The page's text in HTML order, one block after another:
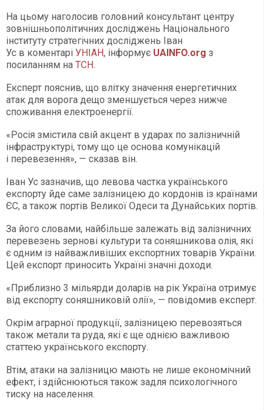
На цьому наголосив головний консультант центру
зовнішньополітичних досліджень Національного
інституту стратегічних досліджень Іван
Ус в коментарі УНІАН, інформує UAINFO.org з
посиланням на ТСН.
Експерт пояснив, що влітку значення енергетичних
атак для ворога дещо зменшується через нижче
споживання електроенергії.
«Росія змістила свій акцент в ударах по залізничній
інфраструктурі, тому що це основа комунікацій
і перевезення», — сказав він.
Іван Ус зазначив, що левова частка українського
експорту йде саме залізницею до кордонів із країнами
ЄС, а також портів Великої Одеси та Дунайських портів.
За його словами, найбільше залежать від залізничних
перевезень зернові культури та соняшникова олія, які
є одним із найважливіших експортних товарів України.
Цей експорт приносить Україні значні доходи.
«Приблизно 3 мільярди доларів на рік Україна отримує
від експорту соняшниковій олії», — повідомив експерт.
Окрім аграрної продукції, залізницею перевозяться
також метали та руда, які є ще однією важливою
статтею українського експорту.
Втім, атаки на залізницю мають не лише економічний
ефект, і здійснюються також задля психологічного
тиску на населення.